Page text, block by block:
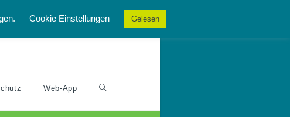
Web-App
Cookie Einstellungen Gelesen